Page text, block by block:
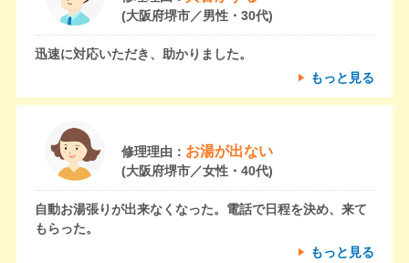
(大阪府堺市／男性・30代)
迅速に対応いただき、助かりました。
もっと見る
修理理由： お湯が出ない
(大阪府堺市／女性・40代)
自動お湯張りが出来なくなった。電話で日程を決め、来て
もらった。
もっと見る